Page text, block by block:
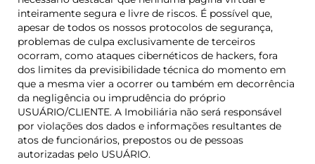
inteiramente segura e livre de riscos. É possível que,
apesar de todos os nossos protocolos de segurança,
problemas de culpa exclusivamente de terceiros
ocorram, como ataques cibernéticos de hackers, fora
dos limites da previsibilidade técnica do momento em
que a mesma vier a ocorrer ou também em decorrência
da negligência ou imprudência do próprio
USUÁRIO/CLIENTE. A Imobiliária não será responsável
por violações dos dados e informações resultantes de
atos de funcionários, prepostos ou de pessoas
autorizadas pelo USUÁRIO.